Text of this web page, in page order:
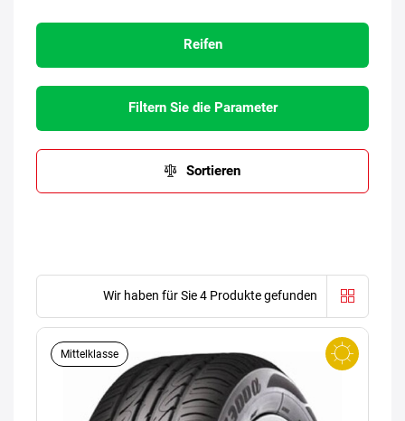
Reifen
Filtern Sie die Parameter
Sortieren
Wir haben für Sie 4 Produkte gefunden
Mittelklasse